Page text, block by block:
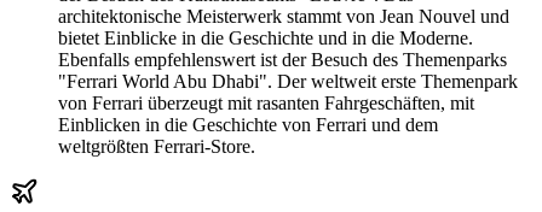
architektonische Meisterwerk stammt von Jean Nouvel und
bietet Einblicke in die Geschichte und in die Moderne.
Ebenfalls empfehlenswert ist der Besuch des Themenparks
"Ferrari World Abu Dhabi". Der weltweit erste Themenpark
von Ferrari überzeugt mit rasanten Fahrgeschäften, mit
Einblicken in die Geschichte von Ferrari und dem
weltgrößten Ferrari-Store.